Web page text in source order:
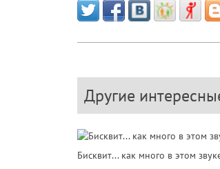
Другие
Бисквит... как много в этом